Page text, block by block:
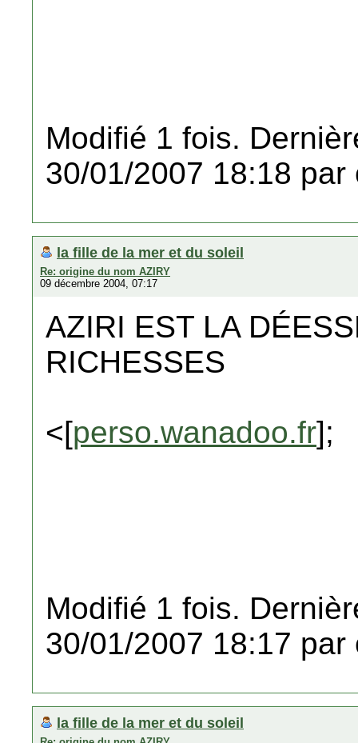
Modifié 1 fois.
30/01/2007 18:18 par
la fille de la mer et du soleil
Re: origine du nom AZIRY
09 décembre 2004, 07:17
AZIRI EST LA
RICHESSES
<[perso.wanadoo.fr];
Modifié 1 fois.
30/01/2007 18:17 par
la fille de la mer et du soleil